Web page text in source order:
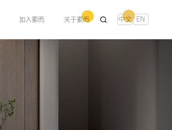
加入索而 关于索而 中文 EN